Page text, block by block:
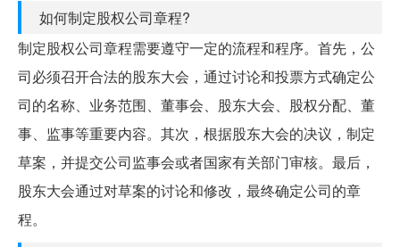
如何制定股权公司章程?
制定股权公司章程需要遵守一定的流程和程序。首先，公
司必须召开合法的股东大会，通过讨论和投票方式确定公
司的名称、业务范围、董事会、股东大会、股权分配、董
事、监事等重要内容。其次，根据股东大会的决议，制定
草案，并提交公司监事会或者国家有关部门审核。最后，
股东大会通过对草案的讨论和修改，最终确定公司的章
程。